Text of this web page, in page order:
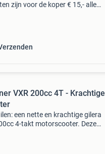
zijn voor de koper € 15,- alle
VXR 200cc 4T - Krachtige
een nette en krachtige gilera
4-takt motorscooter. Deze